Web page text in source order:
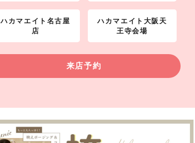
ハカマエイト名古屋
店
ハカマエイト大阪天
王寺会場
来店予約